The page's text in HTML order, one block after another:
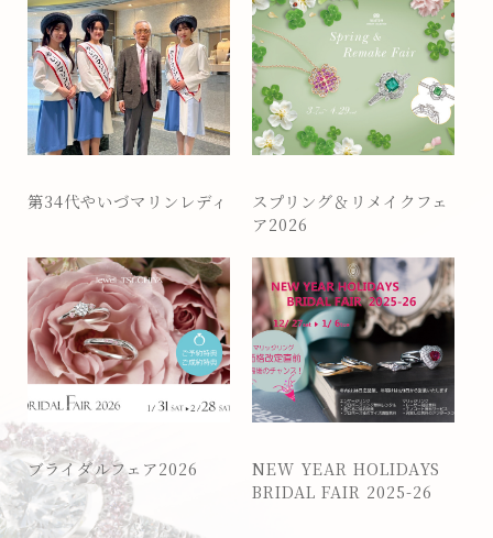
第34代やいづマリンレディ
スプリング＆リメイクフェ
ア2026
ブライダルフェア2026
NEW YEAR HOLIDAYS
BRIDAL FAIR 2025-26